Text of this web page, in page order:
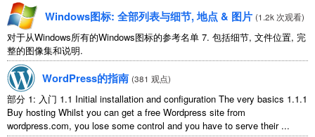
Windows图标: 全部列表与细节, 地点 & 图片 (1.2k 次观看)
对于从Windows所有的Windows图标的参考名单 7. 包括细节, 文件位置, 完
整的图像集和说明.
WordPress的指南 (381 观点)
部分 1: 入门 1.1 Initial installation and configuration The very basics 1.1.1
Buy hosting Whilst you can get a free Wordpress site from
wordpress.com, you lose some control and you have to serve their...